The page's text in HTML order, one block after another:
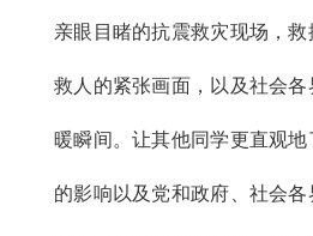
亲眼目睹的抗震救灾现场，
救人的紧张画面，以及社会
暖瞬间。让其他同学更直观
的影响以及党和政府、社会各